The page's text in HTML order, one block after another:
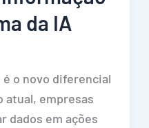
da IA
o novo diferencial
atual, empresas
dados em ações